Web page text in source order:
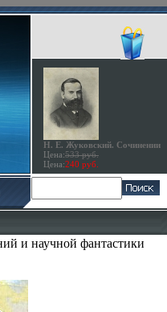
Н. Е. Жуковский. Сочинении
Цена:533 руб.
Цена:240 руб.
и научной фантастики